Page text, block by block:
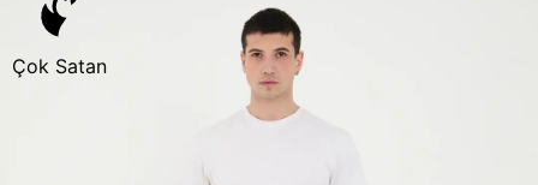
Çok Satan